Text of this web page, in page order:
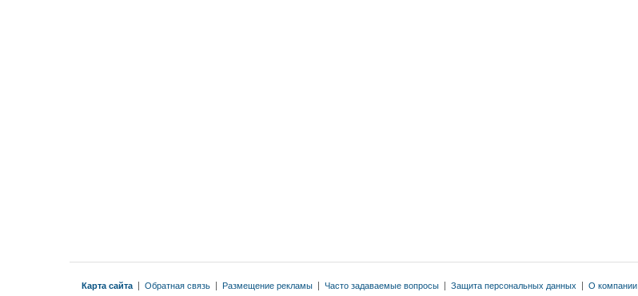
Карта сайта | Обратная связь | Размещение рекламы | Часто задаваемые вопросы | Защита персональных данных | О компании